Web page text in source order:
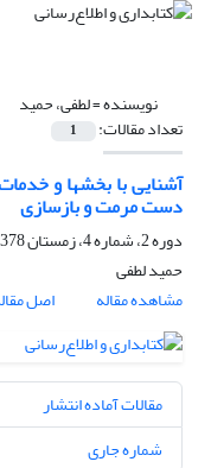
نویسنده =لطفی، حمید
تعداد مقالات: 1
آشنایی با بخشها و
دست مرمت و بازسازی
دوره 2، شماره 4، زمستان 1378، صفحه
حمید لطفی
مشاهده مقاله
اصل
مقالات آماده انتشار
شماره جاری